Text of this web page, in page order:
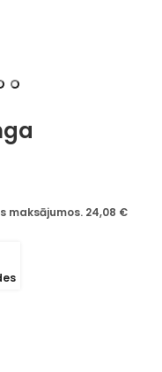
maksājumos. 24,08 €